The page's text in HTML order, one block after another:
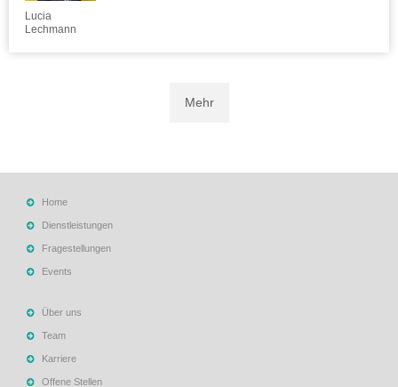
Lucia
Lechmann
Mehr
Home
Dienstleistungen
Fragestellungen
Events
Über uns
Team
Karriere
Offene Stellen